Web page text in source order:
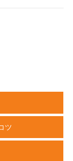
ツ